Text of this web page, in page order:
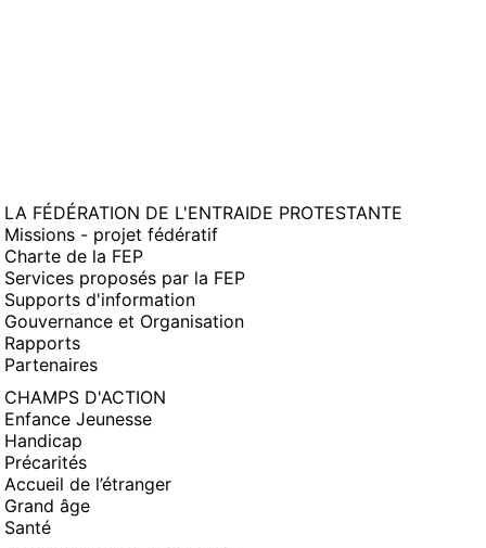
LA FÉDÉRATION DE L'ENTRAIDE PROTESTANTE
Missions - projet fédératif
Charte de la FEP
Services proposés par la FEP
Supports d'information
Gouvernance et Organisation
Rapports
Partenaires
CHAMPS D'ACTION
Enfance Jeunesse
Handicap
Précarités
Accueil de l’étranger
Grand âge
Santé